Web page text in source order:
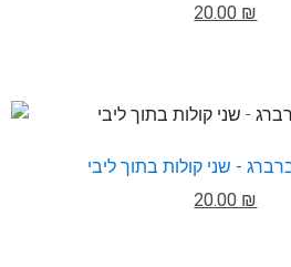
20.00 ₪
- שני קולות בתוך ליבי
20.00 ₪